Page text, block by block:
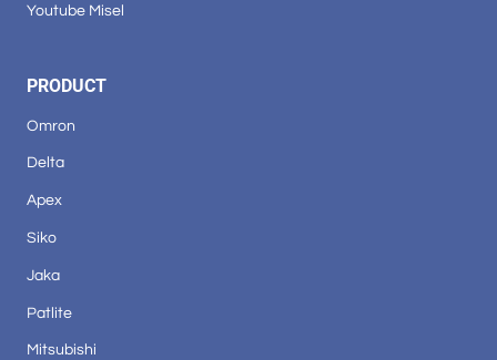
Youtube Misel
PRODUCT
Omron
Delta
Apex
Siko
Jaka
Patlite
Mitsubishi